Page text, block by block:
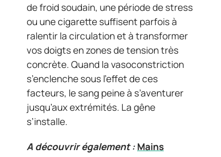
de froid soudain, une période de stress
ou une cigarette suffisent parfois à
ralentir la circulation et à transformer
vos doigts en zones de tension très
concrète. Quand la vasoconstriction
s’enclenche sous l’effet de ces
facteurs, le sang peine à s’aventurer
jusqu’aux extrémités. La gêne
s’installe.
A découvrir également :Mains